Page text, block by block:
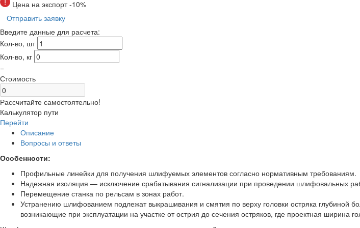
Цена на экспорт -10%
Отправить заявку
Введите данные для расчета:
Кол-во, шт
Кол-во, кг
=
Стоимость
Рассчитайте самостоятельно!
Калькулятор пути
Перейти
Описание
Вопросы и ответы
Особенности:
Профильные линейки для получения шлифуемых элементов согласно нормативным требованиям.
Надежная изоляция — исключение срабатывания сигнализации при проведении шлифовальных
Перемещение станка по рельсам в зонах работ.
Устранению шлифованием подлежат выкрашивания и смятия по верху головки остряка глубиной
возникающие при эксплуатации на участке от острия до сечения остряков, где проектная ширина